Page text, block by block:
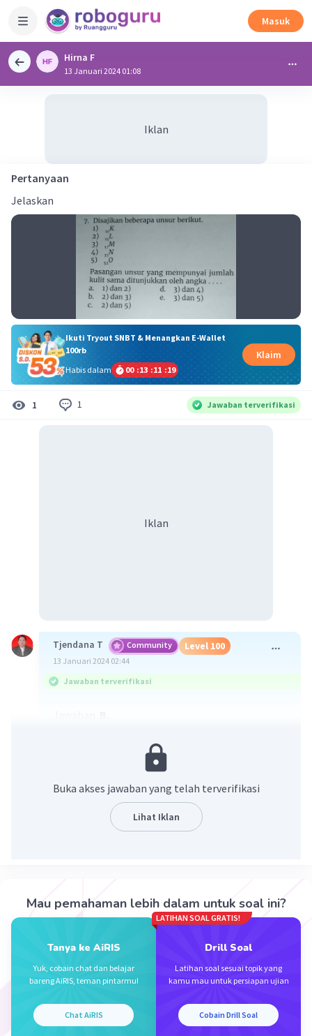
Masuk
Hirna F
13 Januari 2024 01:08
Iklan
Pertanyaan
Jelaskan
Ikuti Tryout SNBT & Menangkan E-Wallet
100rb
Habis dalam
00 :13 :11 :19
Klaim
1 1 Jawaban terverifikasi
Iklan
Tjendana T Community Level 100
13 Januari 2024 02:44
Jawaban terverifikasi
Konfigurasi elektron masing2 unsur tsb adalah
K: 2 8 (2 kulit)
L: 2 8 5 (3 kulit)
M: 2 8 7 (3 kulit)
N: 2 8 18 7 (4 kulit)
Opsi jawban B.
Beri Rating·0.0
Buka akses jawaban yang telah terverifikasi
Lihat Iklan
Mau pemahaman lebih dalam untuk soal ini?
Tanya ke AiRIS
Yuk, cobain chat dan belajar
bareng AiRIS, teman pintarmu!
Chat AiRIS
LATIHAN SOAL GRATIS!
Drill Soal
Latihan soal sesuai topik yang
kamu mau untuk persiapan ujian
Cobain Drill Soal